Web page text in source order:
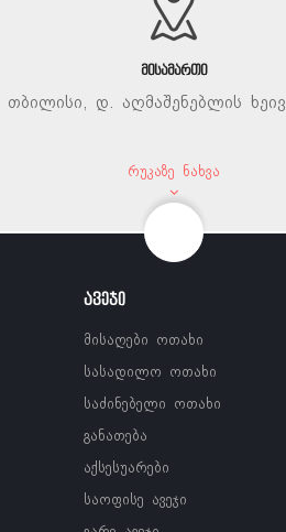
ᲛᲘᲡᲐᲛᲐᲠᲗᲘ
თბილისი, დ. აღმაშენებლის
ᲠᲣᲙᲐᲖᲔ ᲜᲐᲮᲕᲐ
ᲐᲕᲔᲯᲘ
მისაღები ოთახი
სასადილო ოთახი
საძინებელი ოთახი
განათება
აქსესუარები
საოფისე ავეჯი